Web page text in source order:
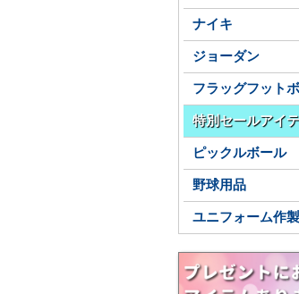
ナイキ
ジョーダン
フラッグフット
特別セールアイ
ピックルボール
野球用品
ユニフォーム作